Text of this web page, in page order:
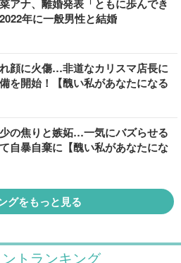
アナ、離婚発表「ともに歩んでき
年に一般男性と結婚
顔に火傷…非道なカリスマ店長に
を開始！【醜い私があなたになる
の焦りと嫉妬…一気にバズらせる
自暴自棄に【醜い私があなたにな
グをもっと見る